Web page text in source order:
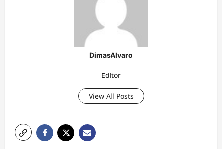
DimasAlvaro
Editor
View All Posts